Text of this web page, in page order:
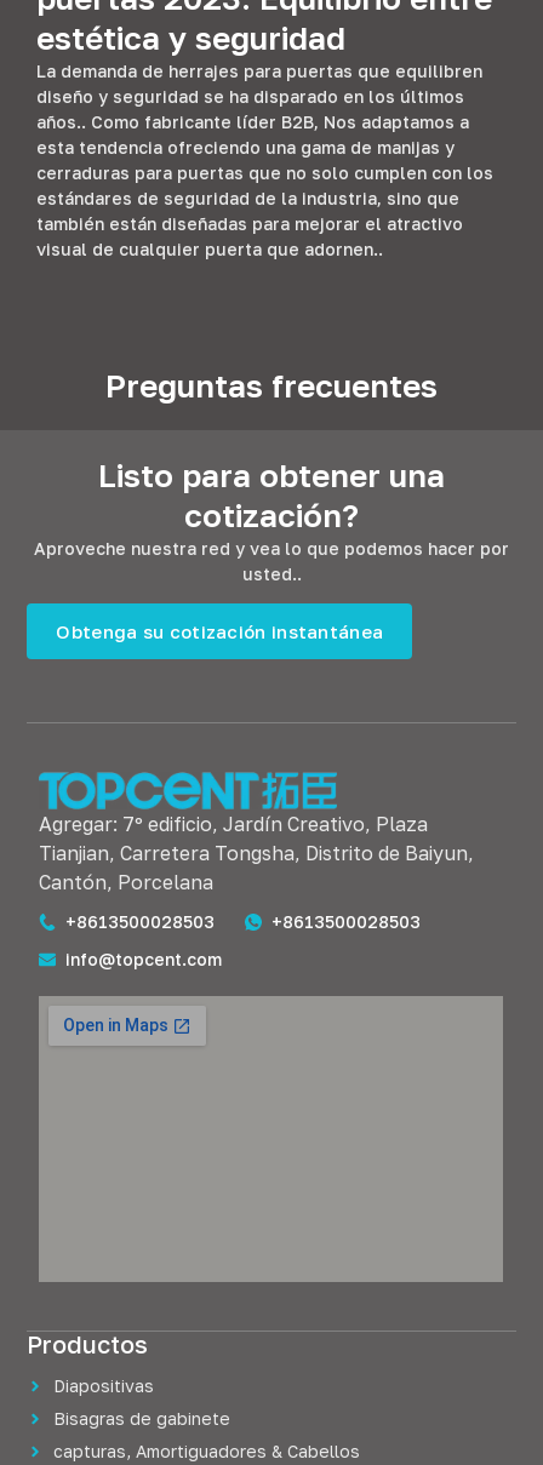
estética y seguridad
La demanda de herrajes para puertas que equilibren
diseño y seguridad se ha disparado en los últimos
años.. Como fabricante líder B2B, Nos adaptamos a
esta tendencia ofreciendo una gama de manijas y
cerraduras para puertas que no solo cumplen con los
estándares de seguridad de la industria, sino que
también están diseñadas para mejorar el atractivo
visual de cualquier puerta que adornen..
Preguntas frecuentes
Listo para obtener una
cotización?
Aproveche nuestra red y vea lo que podemos hacer por
usted..
Obtenga su cotización instantánea
Agregar: 7º edificio, Jardín Creativo, Plaza
Tianjian, Carretera Tongsha, Distrito de Baiyun,
Cantón, Porcelana
+8613500028503
+8613500028503
info@topcent.com
Productos
Diapositivas
Bisagras de gabinete
capturas, Amortiguadores & Cabellos